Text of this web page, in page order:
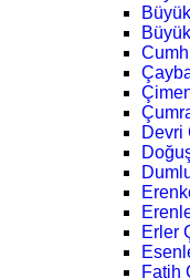
Devri
Erler
Fatih